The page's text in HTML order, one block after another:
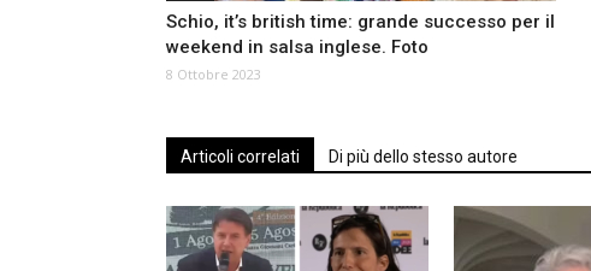
Schio, it’s british time: grande successo per il
weekend in salsa inglese. Foto
8 Ottobre 2023
Articoli correlati Di più dello stesso autore